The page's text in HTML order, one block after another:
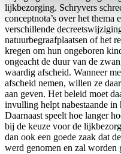
lijkbezorging. Schryvers
conceptnota’s over het thema
verschillende
natuurbegraafplaatsen of het
kregen om hun ongeboren
ongeacht de duur van de
waardig afscheid. Wanneer
afscheid nemen, willen ze
aan geven. Het beleid moet
invulling helpt nabestaande
Daarnaast speelt hoe langer
bij de keuze voor de
dan ook een goede zaak dat
werd genomen en zal worden